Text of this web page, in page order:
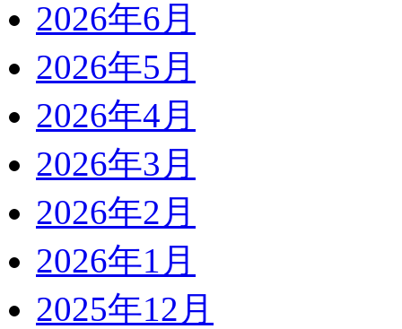
2026年6月
2026年5月
2026年4月
2026年3月
2026年2月
2026年1月
2025年12月